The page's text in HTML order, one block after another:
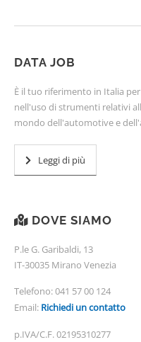
DATA JOB
È il tuo riferimento in Italia
nell'uso di strumenti relativi
mondo dell'automotive e
Leggi di più
DOVE SIAMO
P.le G. Garibaldi, 13
IT-30035 Mirano Venezia
Telefono:041 57 00 124
Email: Richiedi un contatto
p.IVA/C.F. 02195310277